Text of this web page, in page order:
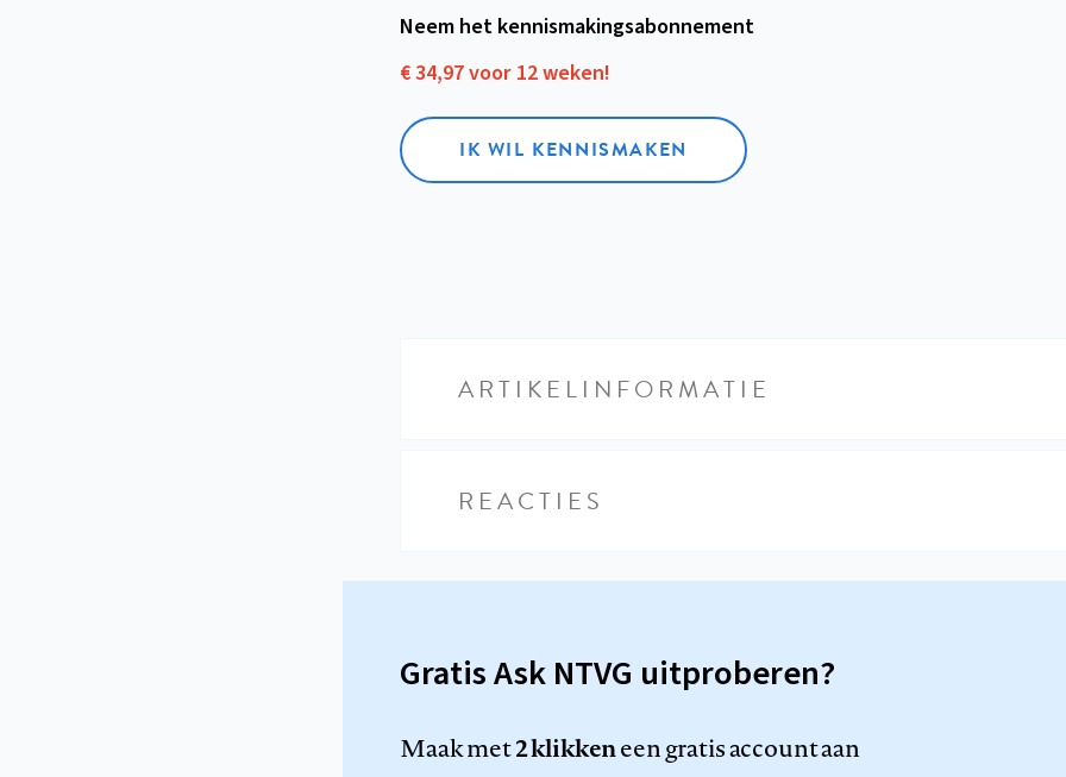
Neem het kennismakings­abonnement
€ 34,97 voor 12 weken!
IK WIL KENNISMAKEN
ARTIKELINFORMATIE
REACTIES
Gratis Ask NTVG uitproberen?
Maak met2 klikkeneen gratis account aan